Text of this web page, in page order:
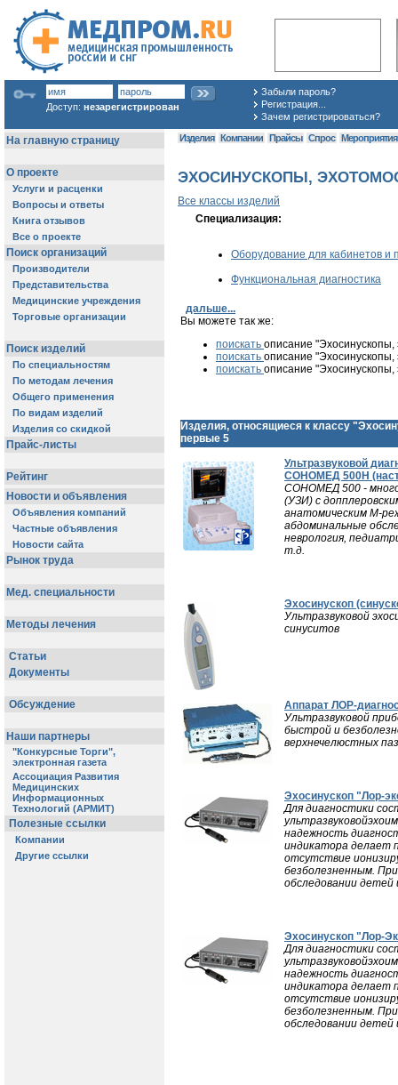
Доступ: незарегистрирован
Забыли пароль?
Регистрация...
Зачем регистрироваться?
Изделия Компании Прайсы Спрос Мероприятия
ЭХОСИНУСКОПЫ,
Все классы изделий
Специализация:
Оборудование для кабинетов и
Функциональная диагностика
дальше...
Вы можете так же:
поискать описание
поискать описание
поискать описание "Эхосинускопы,
Изделия, относящиеся к классу
первые 5
Ультразвуковой
СОНОМЕД 500Н
СОНОМЕД 500 -
(УЗИ) с
анатомическим М-
абдоминальные
неврология,
т.д.
Эхосинускоп
Ультразвуковой
синуситов
Аппарат ЛОР-
Ультразвуковой
быстрой и
верхнечелюстных
Эхосинускоп "Лор-
Для диагностики
надежность
индикатора делает
отсутствие
безболезненным.
обследовании
Эхосинускоп "Лор-
Для диагностики
надежность
индикатора делает
отсутствие
безболезненным.
обследовании